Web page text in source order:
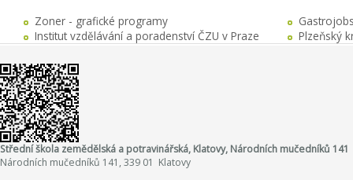
Zoner - grafické programy
Institut vzdělávání a poradenství ČZU v Praze
Plzeňský
Střední škola zemědělská a potravinářská, Klatovy, Národních mučedníků 141
Národních mučedníků 141, 339 01 Klatovy